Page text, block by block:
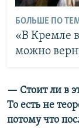
БОЛЬШЕ ПО
«В Кремле
можно
— Стоит ли в
То есть не
потому что